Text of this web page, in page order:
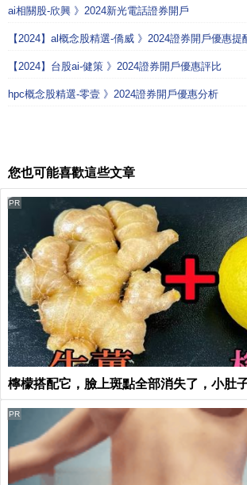
ai相關股-欣興 》2024新光電話證券開戶
【2024】al概念股精選-僑威 》2024證券開戶優惠提
【2024】台股ai-健策 》2024證券開戶優惠評比
hpc概念股精選-零壹 》2024證券開戶優惠分析
您也可能喜歡這些文章
檸檬搭配它，臉上斑點全部消失了，小肚
PR
PR